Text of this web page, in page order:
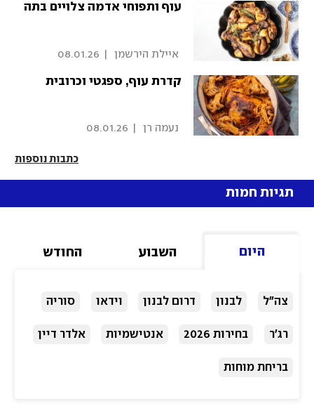
עוף ותפוחי אדמה צלויים בתה
איילת הירשמן 08.01.26
קדרת עוף, ספגטי וכרובית
נעמה רן 08.01.26
כתבות נוספות
תגיות חמות
היום השבוע החודש
צה"ל לבנון דרום לבנון וידאו סוריה
רג'ר בחירות 2026 אנטישמיות אלדר דיין
בריחת מוחות